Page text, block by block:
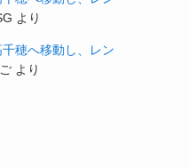
より
穂へ移動し、レン
より